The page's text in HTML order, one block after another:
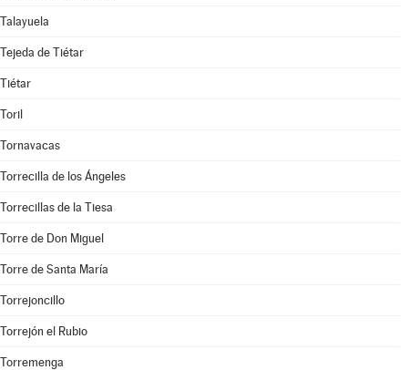
Talayuela
Tejeda de Tiétar
Tiétar
Toril
Tornavacas
Torrecilla de los Ángeles
Torrecillas de la Tiesa
Torre de Don Miguel
Torre de Santa María
Torrejoncillo
Torrejón el Rubio
Torremenga